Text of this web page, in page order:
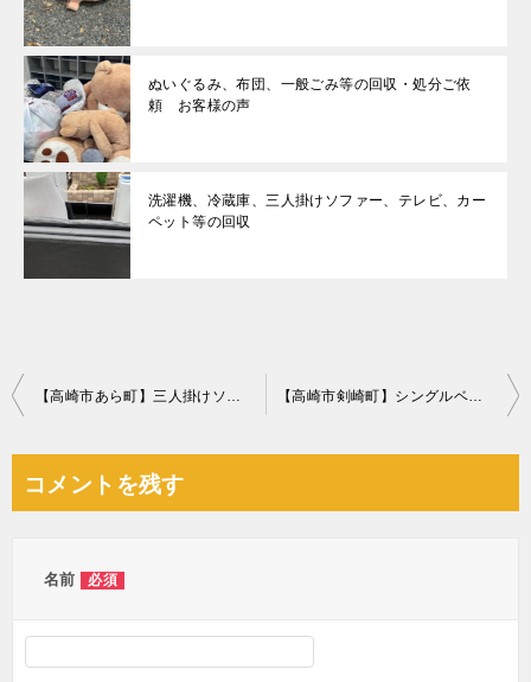
ぬいぐるみ、布団、一般ごみ等の回収・処分ご依
頼 お客様の声
洗濯機、冷蔵庫、三人掛けソファー、テレビ、カー
ペット等の回収
投
ビ
【高崎市あら町】三人掛けソファーの回収・処分ご依頼 お客様の声 【高崎市剣崎町】シングルベッドマットレス、冷蔵庫、洗濯機の回収
コメントを残す
名前 必須